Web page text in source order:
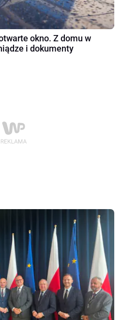
okno. Z domu w
i dokumenty